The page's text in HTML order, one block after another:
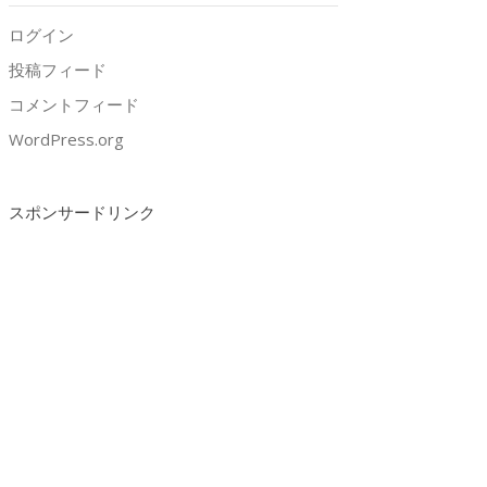
ログイン
投稿フィード
コメントフィード
WordPress.org
スポンサードリンク